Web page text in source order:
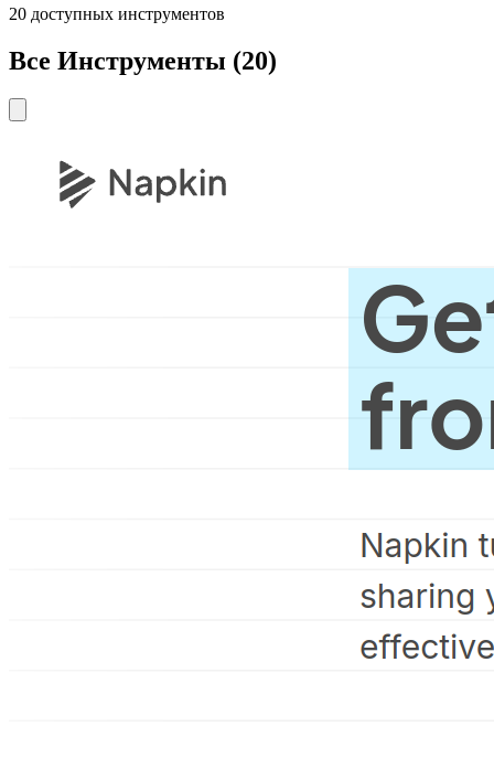
20 доступных инструментов
Все Инструменты (20)